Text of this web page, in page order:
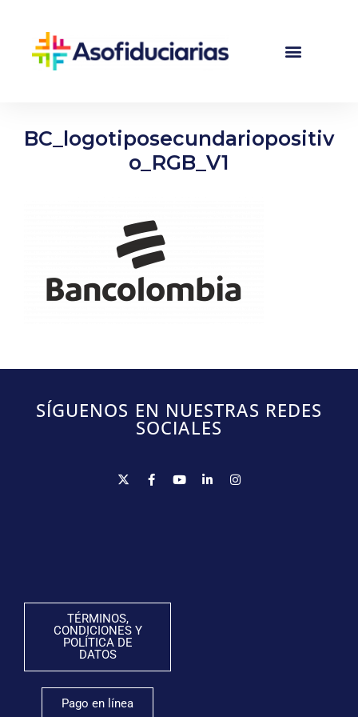
BC_logotiposecundariopositiv
o_RGB_V1
SÍGUENOS EN NUESTRAS REDES
SOCIALES
TÉRMINOS,
CONDICIONES Y
POLÍTICA DE
DATOS
Pago en línea